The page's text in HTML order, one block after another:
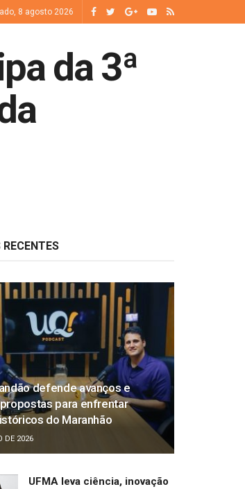
8 agosto 2026
da 3ª
defende avanços e
para enfrentar
do Maranhão
DE 2026
UFMA leva ciência, inovação